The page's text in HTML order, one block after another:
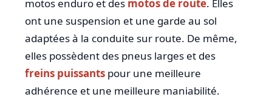
motos enduro et des motos de route. Elles
ont une suspension et une garde au sol
adaptées à la conduite sur route. De même,
elles possèdent des pneus larges et des
freins puissants pour une meilleure
adhérence et une meilleure maniabilité.